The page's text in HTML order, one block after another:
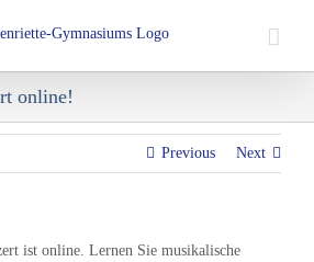
online!
Previous Next
ist online. Lernen Sie musikalische